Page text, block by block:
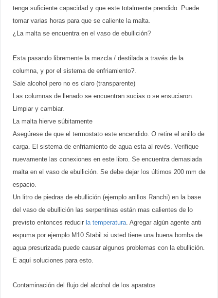
tenga suficiente capacidad y que este totalmente prendido. Puede
tomar varias horas para que se caliente la malta.
¿La malta se encuentra en el vaso de ebullición?
Esta pasando libremente la mezcla / destilada a través de la
columna, y por el sistema de enfriamiento?.
Sale alcohol pero no es claro (transparente)
Las columnas de llenado se encuentran sucias o se ensuciaron.
Limpiar y cambiar.
La malta hierve súbitamente
Asegúrese de que el termostato este encendido. O retire el anillo de
carga. El sistema de enfriamiento de agua esta al revés. Verifique
nuevamente las conexiones en este libro. Se encuentra demasiada
malta en el vaso de ebullición. Se debe dejar los últimos 200 mm de
espacio.
Un litro de piedras de ebullición (ejemplo anillos Ranchi) en la base
del vaso de ebullición las serpentinas están mas calientes de lo
previsto entonces reducir la temperatura. Agregar algún agente anti
espuma por ejemplo M10 Stabil si usted tiene una buena bomba de
agua presurizada puede causar algunos problemas con la ebullición.
E aquí soluciones para esto.
Contaminación del flujo del alcohol de los aparatos